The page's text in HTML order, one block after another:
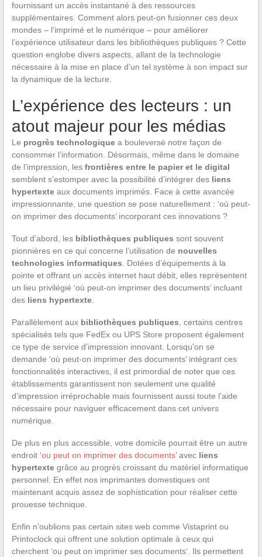
fournissant un accès instantané à des ressources
supplémentaires. Comment alors peut-on fusionner ces deux
mondes – l’imprimé et le numérique – pour améliorer
l’expérience utilisateur dans les bibliothèques publiques ? Cette
question englobe divers aspects, allant de la technologie
nécessaire à la mise en place d’un tel système à son impact sur
la dynamique de la lecture.
L’expérience des lecteurs : un
atout majeur pour les médias
Le progrès technologiquea bouleversé notre façon de
consommer l’information. Désormais, même dans le domaine
de l’impression, les frontières entre le papier et le digital
semblent s’estomper avec la possibilité d’intégrer des liens
hypertexteaux documents imprimés. Face à cette avancée
impressionnante, une question se pose naturellement : ‘où peut-
on imprimer des documents’ incorporant ces innovations ?
Tout d’abord, les bibliothèques publiques sont souvent
pionnières en ce qui concerne l’utilisation de nouvelles
technologies informatiques. Dotées d’équipements à la
pointe et offrant un accès internet haut débit, elles représentent
un lieu privilégié ‘où peut-on imprimer des documents’ incluant
des liens hypertexte.
Parallèlement aux bibliothèques publiques, certains centres
spécialisés tels que FedEx ou UPS Store proposent également
ce type de service d’impression innovant. Lorsqu’on se
demande ‘où peut-on imprimer des documents’ intégrant ces
fonctionnalités interactives, il est primordial de noter que ces
établissements garantissent non seulement une qualité
d’impression irréprochable mais fournissent aussi toute l’aide
nécessaire pour naviguer efficacement dans cet univers
numérique.
De plus en plus accessible, votre domicile pourrait être un autre
endroit ‘ou peut on imprimer des documents’ avec liens
hypertextegrâce au progrès croissant du matériel informatique
personnel. En effet nos imprimantes domestiques ont
maintenant acquis assez de sophistication pour réaliser cette
prouesse technique.
Enfin n’oublions pas certain sites web comme Vistaprint ou
Printoclock qui offrent une solution optimale à ceux qui
cherchent ‘ou peut on imprimer ses documents’. Ils permettent